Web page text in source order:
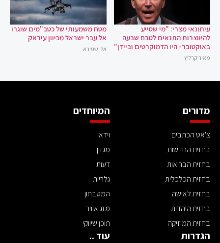
עיתונאי מצרי: "מי שסייע
להיווצרות התנאים לטבח שבעה
באוקטובר- היו הדמוקרטים וביידן"
מאיר קרליץ
מטח משמעותי של כטב"מים שוגרו
אל עבר ישראל מכיוון עיראק
אלי שפירא
מדורים
צ'אט הכתבים
בחזית החדשות
בחזית הבריאות
בחזית הכלכלית
בחזית לאישה
בחזית היהדות
בחזית המוזיקה
המיוחדים
וידאו
מגזין
דעות
גלריות
המטבחון
מזג אוויר
תוכן שיווקי
הגדרות עוד ..